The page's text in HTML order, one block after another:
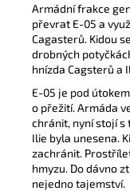
Armádní frakce
převrat E-05 a
Cagasterů. Kidou
drobných
hnízda Cagsterů a
E-05 je pod
o přežití. Armáda
chránit, nyní stojí s
Ilie byla unesena.
zachránit.
hmyzu. Do dávno
nejedno tajemství.